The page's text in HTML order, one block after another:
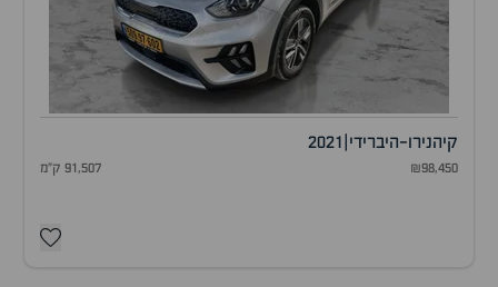
קיהנירו-היברידי 2021
₪98,450 91,507 ק"מ